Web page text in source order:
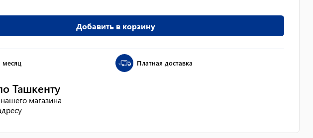
Добавить в корзину
месяц Платная доставка
Ташкенту
магазина